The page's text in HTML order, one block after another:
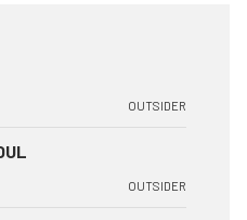
OUTSIDER
OUTSIDER